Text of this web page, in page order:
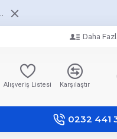
Daha
Alışveriş Listesi Karşılaştır
0232 441